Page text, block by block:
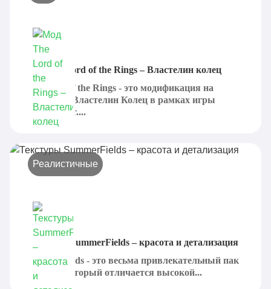
Мод The Lord of the Rings – Властелин колец
The Lord of the Rings - это модификация на
франшизу Властелин Колец в рамках игры
Майнкрафт....
Реалистичные
Текстуры SummerFields – красота и детализация
SummerFields - это весьма привлекательный пак
текстур, который отличается высокой...